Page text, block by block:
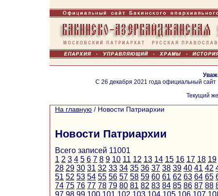
С 26 декабря 2021 года официальный
Текущий
На главную / Новости Патриархии
Новости Патриархии
Всего записей 11001
1 2 3 4 5 6 7 8 9 10 11 12 13 14 15 16 17 18 19
28 29 30 31 32 33 34 35 36 37 38 39 40 41 42
51 52 53 54 55 56 57 58 59 60 61 62 63 64 65
74 75 76 77 78 79 80 81 82 83 84 85 86 87 88
97 98 99 100 101 102 103 104 105 106 107